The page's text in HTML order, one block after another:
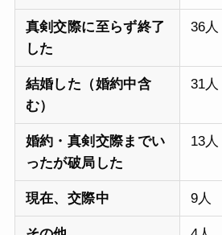
真剣交際に至らず終了
した
36人
結婚した（婚約中含
む）
31人
婚約・真剣交際までい
ったが破局した
13人
現在、交際中 9人